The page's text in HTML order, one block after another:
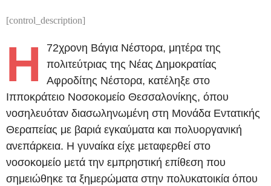
[control_description]
Η
72χρονη Βάγια Νέστορα, μητέρα της
πολιτεύτριας της Νέας Δημοκρατίας
Αφροδίτης Νέστορα, κατέληξε στο
Ιπποκράτειο Νοσοκομείο Θεσσαλονίκης, όπου
νοσηλευόταν διασωληνωμένη στη Μονάδα Εντατικής
Θεραπείας με βαριά εγκαύματα και πολυοργανική
ανεπάρκεια. Η γυναίκα είχε μεταφερθεί στο
νοσοκομείο μετά την εμπρηστική επίθεση που
σημειώθηκε τα ξημερώματα στην πολυκατοικία όπου